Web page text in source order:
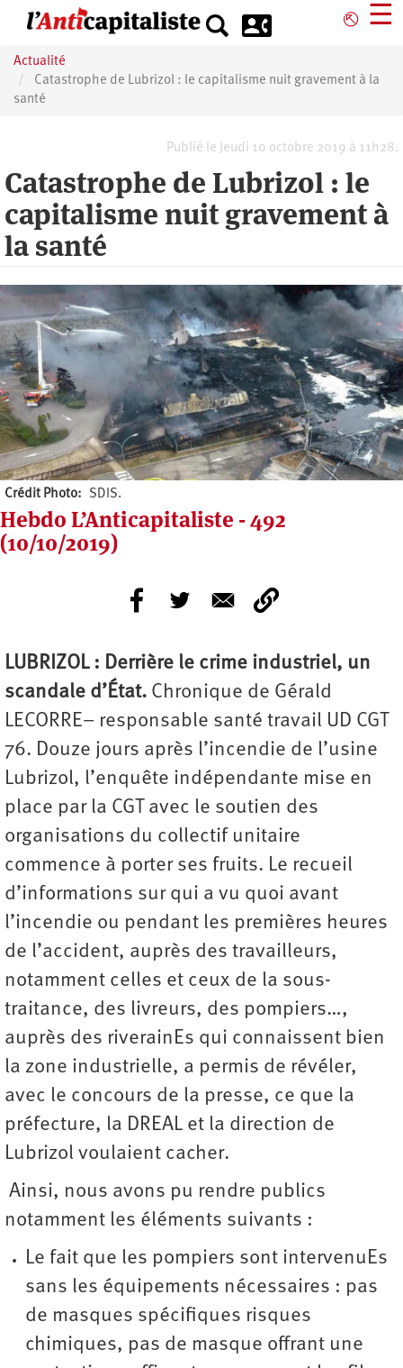
principal
⎋ ☰
Actualité
Catastrophe de Lubrizol : le capitalisme nuit gravement à la
santé
Publié le Jeudi 10 octobre 2019 à 11h28.
Catastrophe de Lubrizol : le
capitalisme nuit gravement à
la santé
Crédit Photo SDIS.
Hebdo L’Anticapitaliste - 492
(10/10/2019)
LUBRIZOL: Derrière le crime industriel, un
scandale d’État. Chronique de Gérald
LECORRE– responsable santé travail UD CGT
76. Douze jours après l’incendie de l’usine
Lubrizol, l’enquête indépendante mise en
place par la CGT avec le soutien des
organisations du collectif unitaire
commence à porter ses fruits. Le recueil
d’informations sur qui a vu quoi avant
l’incendie ou pendant les premières heures
de l’accident, auprès des travailleurs,
notamment celles et ceux de la sous-
traitance, des livreurs, des pompiers…,
auprès des riverainEs qui connaissent bien
la zone industrielle, a permis de révéler,
avec le concours de la presse, ce que la
préfecture, la DREAL et la direction de
Lubrizol voulaient cacher.
Ainsi, nous avons pu rendre publics
notamment les éléments suivants :
Le fait que les pompiers sont intervenuEs
sans les équipements nécessaires : pas
de masques spécifiques risques
chimiques, pas de masque offrant une